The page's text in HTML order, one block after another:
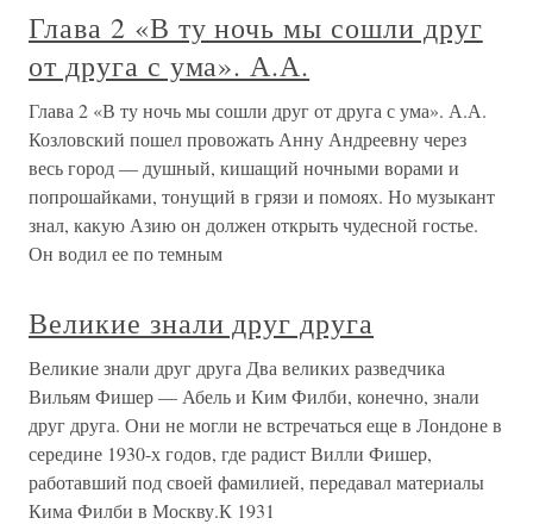
Глава 2 «В ту ночь мы сошли друг
от друга с ума». А.А.
Глава 2 «В ту ночь мы сошли друг от друга с ума». А.А.
Козловский пошел провожать Анну Андреевну через
весь город — душный, кишащий ночными ворами и
попрошайками, тонущий в грязи и помоях. Но музыкант
знал, какую Азию он должен открыть чудесной гостье.
Он водил ее по темным
Великие знали друг друга
Великие знали друг друга Два великих разведчика
Вильям Фишер — Абель и Ким Филби, конечно, знали
друг друга. Они не могли не встречаться еще в Лондоне в
середине 1930-х годов, где радист Вилли Фишер,
работавший под своей фамилией, передавал материалы
Кима Филби в Москву.К 1931